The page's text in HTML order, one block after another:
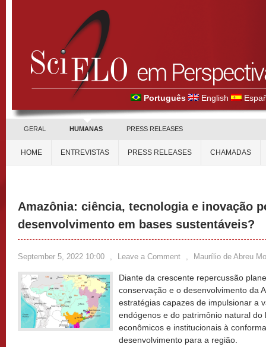
Português English
GERAL HUMANAS PRESS RELEASES
HOME ENTREVISTAS PRESS RELEASES CHAMADAS
Amazônia: ciência, tecnologia e inovação
desenvolvimento em bases sustentáveis?
September 5, 2022 10:00 , Leave a Comment , Maurílio de Abreu
Diante da crescente repercussão
conservação e o desenvolvimento da
estratégias capazes de impulsionar a
endógenos e do patrimônio natural do
econômicos e institucionais à
desenvolvimento para a região.